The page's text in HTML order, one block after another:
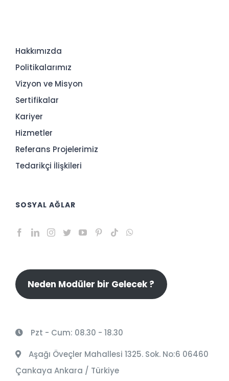
Hakkımızda
Politikalarımız
Vizyon ve Misyon
Sertifikalar
Kariyer
Hizmetler
Referans Projelerimiz
Tedarikçi İlişkileri
SOSYAL AĞLAR
Neden Modüler bir Gelecek ?
Pzt - Cum: 08.30 - 18.30
Aşağı Öveçler Mahallesi 1325. Sok. No:6 06460
Çankaya Ankara / Türkiye